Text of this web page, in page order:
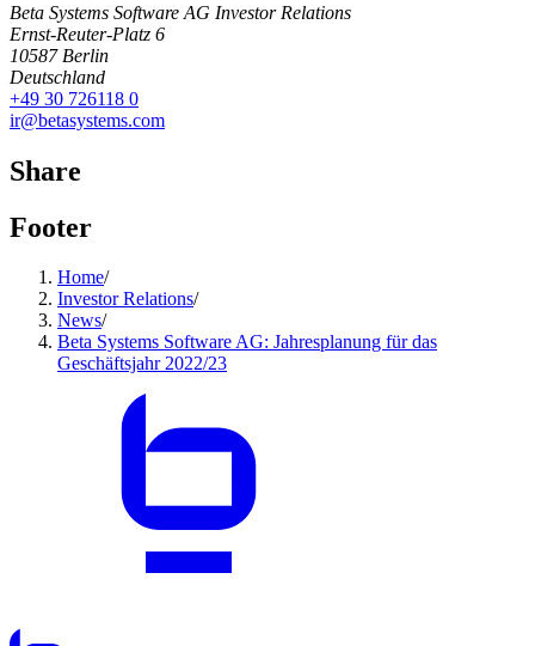
Beta Systems Software AG Investor Relations
Ernst-Reuter-Platz 6
10587 Berlin
Deutschland
+49 30 726118 0
ir@betasystems.com
Share
Footer
Home/
Investor Relations/
News/
Beta Systems Software AG: Jahresplanung für das
Geschäftsjahr 2022/23